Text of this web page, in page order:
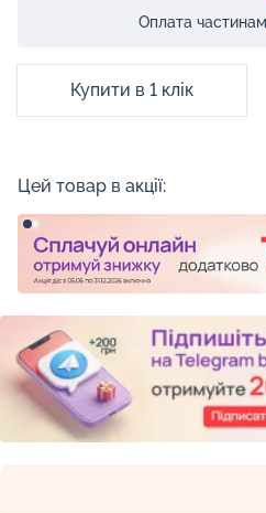
Оплата
Купити в 1 клік
Цей товар в акції: